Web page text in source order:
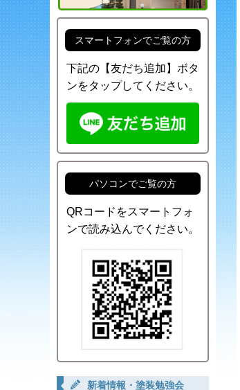
スマートフォンでご覧の方
下記の【友だち追加】ボタ
ンをタップしてください。
パソコンでご覧の方
QRコードをスマートフォ
ンで読み込んでください。
新着情報・塗装勉強会